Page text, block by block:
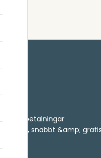
återbetalningar
- enkelt, snabbt &amp; gratis